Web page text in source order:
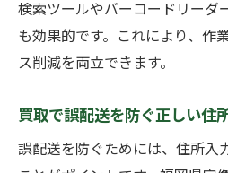
ク
実務に役立つ買取用住
買取改善に直結する
住所確認から買取改善に
検索ツールやバーコードリーダ
も効果的です。これにより、作
ス削減を両立できます。
買取で誤配送を防ぐ正しい住
誤配送を防ぐためには、住所入